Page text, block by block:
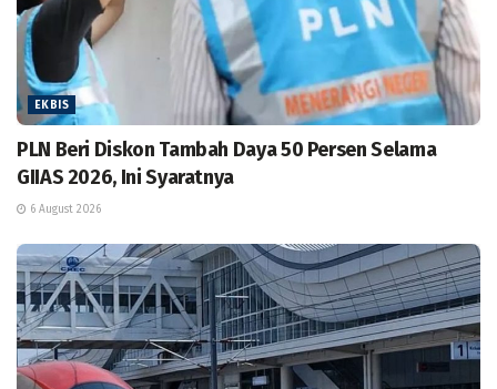
EKBIS
PLN Beri Diskon Tambah Daya 50 Persen Selama
GIIAS 2026, Ini Syaratnya
6 August 2026